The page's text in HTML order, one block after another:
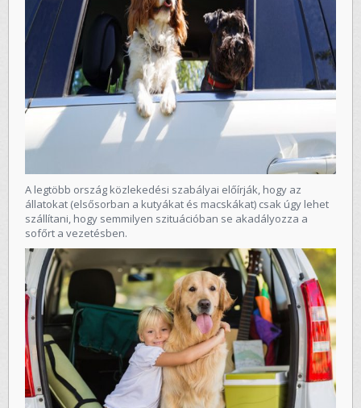
A legtöbb ország közlekedési szabályai előírják, hogy az
állatokat (elsősorban a kutyákat és macskákat) csak úgy lehet
szállítani, hogy semmilyen szituációban se akadályozza a
sofőrt a vezetésben.